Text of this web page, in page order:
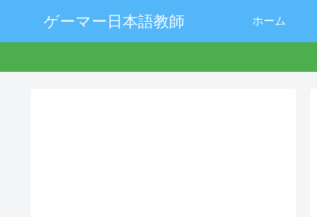
ゲーマー日本語教師 ホーム